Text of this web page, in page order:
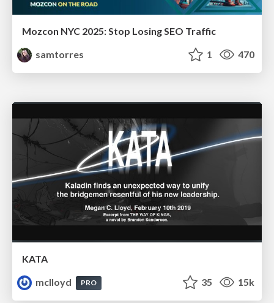
Mozcon NYC 2025: Stop Losing SEO Traffic
samtorres
1 470
KATA
mclloyd
PRO 35 15k